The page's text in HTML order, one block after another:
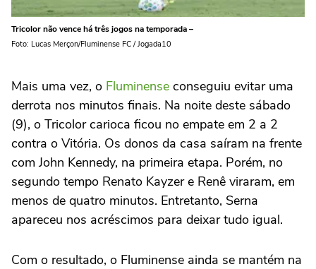
Tricolor não vence há três jogos na temporada –
Foto: Lucas Merçon/Fluminense FC / Jogada10
Mais uma vez, o Fluminense conseguiu evitar uma
derrota nos minutos finais. Na noite deste sábado
(9), o Tricolor carioca ficou no empate em 2 a 2
contra o Vitória. Os donos da casa saíram na frente
com John Kennedy, na primeira etapa. Porém, no
segundo tempo Renato Kayzer e Renê viraram, em
menos de quatro minutos. Entretanto, Serna
apareceu nos acréscimos para deixar tudo igual.
Com o resultado, o Fluminense ainda se mantém na